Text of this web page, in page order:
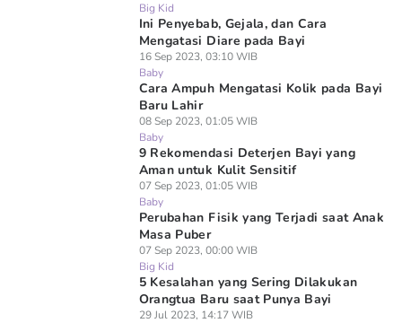
Big Kid
Ini Penyebab, Gejala, dan Cara
Mengatasi Diare pada Bayi
16 Sep 2023, 03:10 WIB
Baby
Cara Ampuh Mengatasi Kolik pada Bayi
Baru Lahir
08 Sep 2023, 01:05 WIB
Baby
9 Rekomendasi Deterjen Bayi yang
Aman untuk Kulit Sensitif
07 Sep 2023, 01:05 WIB
Baby
Perubahan Fisik yang Terjadi saat Anak
Masa Puber
07 Sep 2023, 00:00 WIB
Big Kid
5 Kesalahan yang Sering Dilakukan
Orangtua Baru saat Punya Bayi
29 Jul 2023, 14:17 WIB